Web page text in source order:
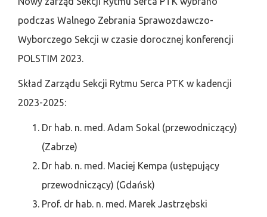
podczas Walnego Zebrania Sprawozdawczo-
Wyborczego Sekcji w czasie dorocznej konferencji
POLSTIM 2023.
Skład Zarządu Sekcji Rytmu Serca PTK w kadencji
2023-2025:
Dr hab. n. med. Adam Sokal (przewodniczący)
(Zabrze)
Dr hab. n. med. Maciej Kempa (ustępujący
przewodniczący) (Gdańsk)
Prof. dr hab. n. med. Marek Jastrzębski